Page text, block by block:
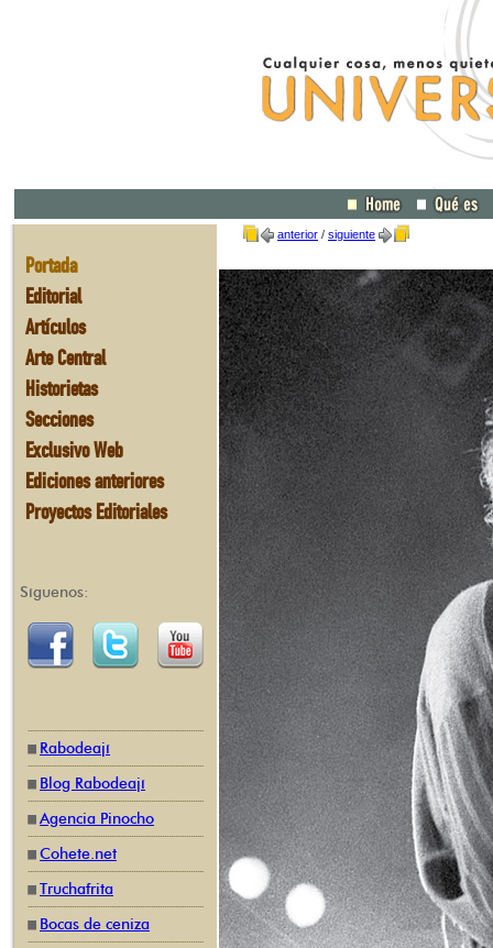
Portada
Editorial
Artículos
Arte Central
Historietas
Secciones
Exclusivo Web
Ediciones anteriores
Proyectos Editoriales
Síguenos:
Rabodeají
Blog Rabodeají
Agencia Pinocho
Cohete.net
Truchafrita
Bocas de ceniza
anterior / siguiente